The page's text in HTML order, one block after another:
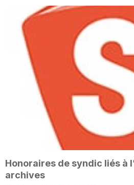
Honoraires de syndic liés à
archives